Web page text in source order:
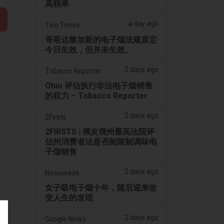
高税率
Tico Times a day ago
哥斯达黎加新的电子烟法规原定
今日生效，但并未生效。
Tobacco Reporter 2 days ago
Ohio 评估执行非法电子烟销售
的权力 – Tobacco Reporter
2Firsts 2 days ago
2FIRSTS | 俄亥俄州最高法院评
估州消费者法是否能限制调味电
子烟销售
Newsweek 2 days ago
女子吸电子烟十年，随后迎来改
变人生的发现
Google News 2 days ago